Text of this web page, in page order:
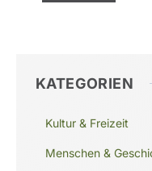
KATEGORIEN
Kultur & Freizeit
Menschen &